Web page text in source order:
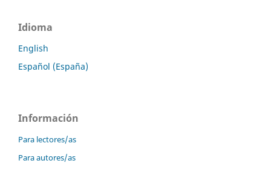
Idioma
English
Español (España)
Información
Para lectores/as
Para autores/as